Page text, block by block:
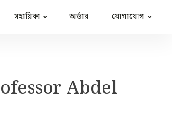
সহায়িকা অর্ডার যোগাযোগ
Abdel